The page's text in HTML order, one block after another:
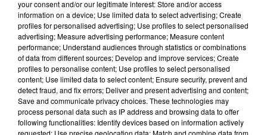
Lambe An Dro Limencello
Hate That I Made
You Love Me
your consent and/or our legitimate interest: Store and/or access
information on a device; Use limited data to select advertising; Create
profiles for personalised advertising; Use profiles to select personalised
advertising; Measure advertising performance; Measure content
performance; Understand audiences through statistics or combinations
of data from different sources; Develop and improve services; Create
profiles to personalise content; Use profiles to select personalised
content; Use limited data to select content; Ensure security, prevent and
detect fraud, and fix errors; Deliver and present advertising and content;
Save and communicate privacy choices. These technologies may
process personal data such as IP address and browsing data to offer
following functionalities: Identify devices based on information actively
requested; Use precise geolocation data; Match and combine data from